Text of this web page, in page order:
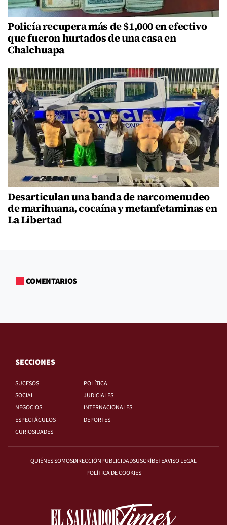
Policía recupera más de $1,000 en efectivo
que fueron hurtados de una casa en
Chalchuapa
Desarticulan una banda de narcomenudeo
de marihuana, cocaína y metanfetaminas en
La Libertad
COMENTARIOS
SECCIONES
SUCESOS
POLÍTICA
SOCIAL
JUDICIALES
NEGOCIOS
INTERNACIONALES
ESPECTÁCULOS
DEPORTES
CURIOSIDADES
QUIÉNES SOMOSDIRECCIÓNPUBLICIDADSUSCRÍBETEAVISO LEGAL
POLÍTICA DE COOKIES